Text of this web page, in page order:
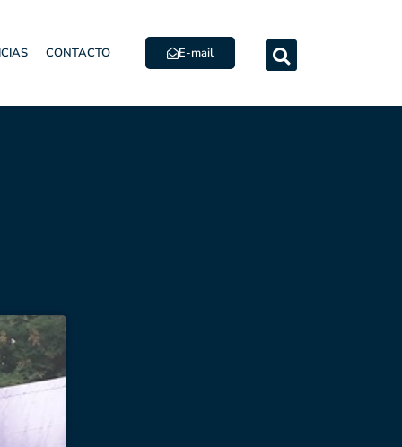
CONTACTO E-mail